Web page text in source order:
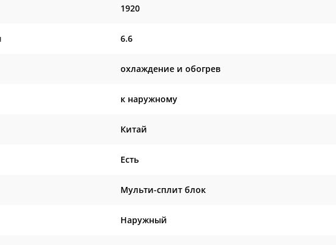
1920
6.6
охлаждение и обогрев
к наружному
Китай
Есть
Мульти-сплит блок
Наружный